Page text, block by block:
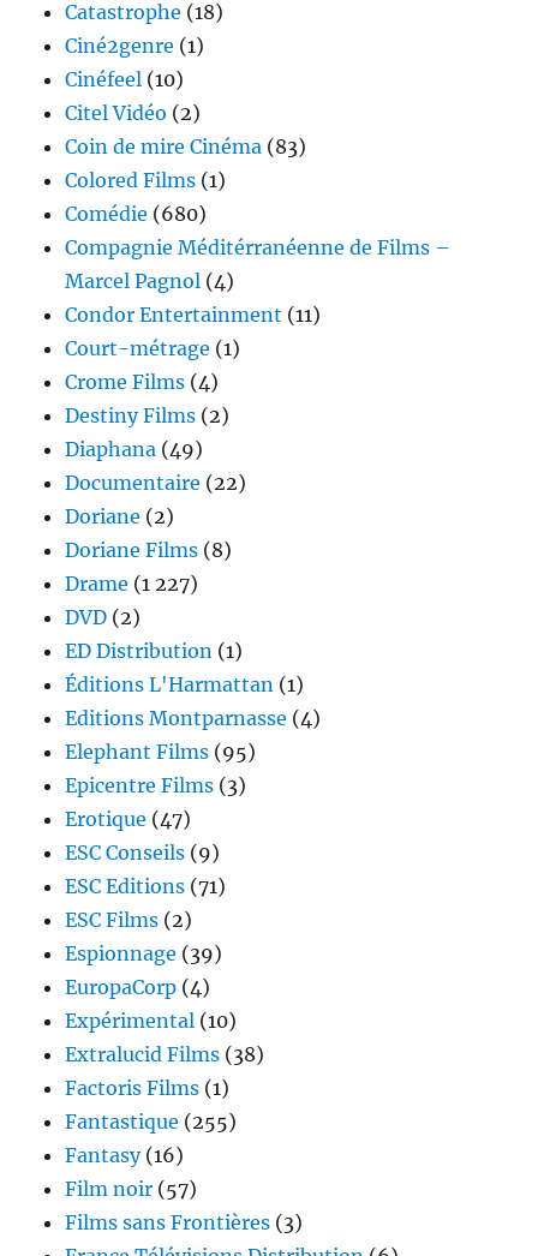
Catastrophe (18)
Ciné2genre (1)
Cinéfeel (10)
Citel Vidéo (2)
Coin de mire Cinéma (83)
Colored Films (1)
Comédie (680)
Compagnie Méditérranéenne de Films –
Marcel Pagnol (4)
Condor Entertainment (11)
Court-métrage (1)
Crome Films (4)
Destiny Films (2)
Diaphana (49)
Documentaire (22)
Doriane (2)
Doriane Films (8)
Drame (1 227)
DVD (2)
ED Distribution (1)
Éditions L'Harmattan (1)
Editions Montparnasse (4)
Elephant Films (95)
Epicentre Films (3)
Erotique (47)
ESC Conseils (9)
ESC Editions (71)
ESC Films (2)
Espionnage (39)
EuropaCorp (4)
Expérimental (10)
Extralucid Films (38)
Factoris Films (1)
Fantastique (255)
Fantasy(16)
Film noir (57)
Films sans Frontières (3)